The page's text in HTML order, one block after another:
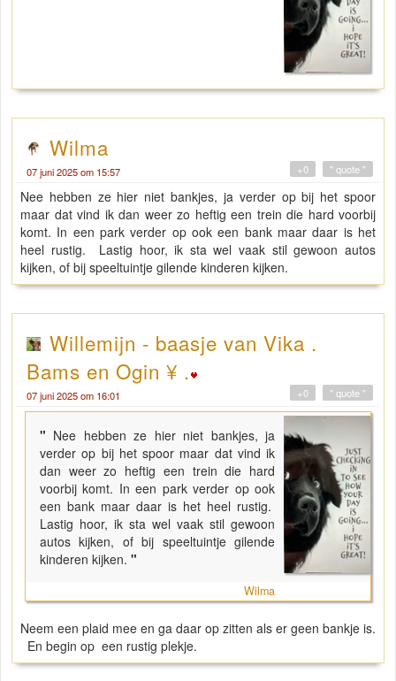
Wilma
07 juni 2025 om 15:57 " quote "
+0
Nee hebben ze hier niet bankjes, ja verder op bij het spoor
maar dat vind ik dan weer zo heftig een trein die hard voorbij
komt. In een park verder op ook een bank maar daar is het
heel rustig. Lastig hoor, ik sta wel vaak stil gewoon autos
kijken, of bij speeltuintje gilende kinderen kijken.
Willemijn - baasje van Vika .
Bams en Ogin ¥ .
07 juni 2025 om 16:01 " quote "
+0
" Nee hebben ze hier niet bankjes, ja
verder op bij het spoor maar dat vind ik
dan weer zo heftig een trein die hard
voorbij komt. In een park verder op ook
een bank maar daar is het heel rustig.
Lastig hoor, ik sta wel vaak stil gewoon
autos kijken, of bij speeltuintje gilende
kinderen kijken. "
Wilma
Neem een plaid mee en ga daar op zitten als er geen bankje is.
En begin op een rustig plekje.